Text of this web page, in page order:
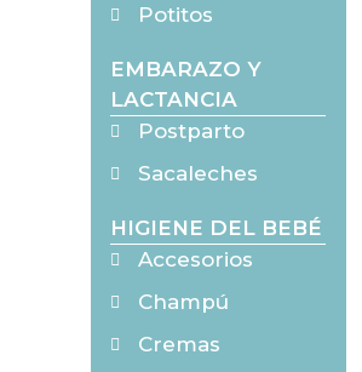
Potitos
EMBARAZO Y
LACTANCIA
Postparto
Sacaleches
HIGIENE DEL BEBÉ
Accesorios
Champú
Cremas